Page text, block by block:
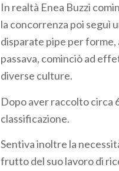
In realtà Enea Buzzi
la concorrenza poi seguì
disparate pipe per forme,
passava, cominciò ad
diverse culture.
Dopo aver raccolto circa
classificazione.
Sentiva inoltre la
frutto del suo lavoro di